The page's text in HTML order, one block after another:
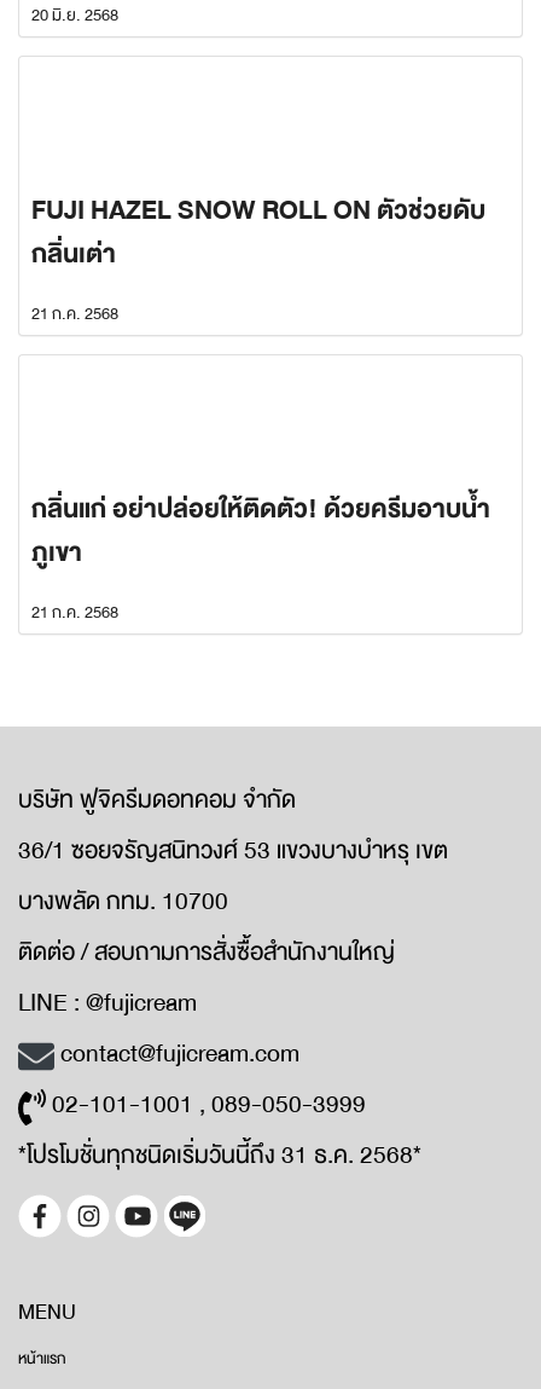
20 มิ.ย. 2568
FUJI HAZEL SNOW ROLL ON ตัวช่วยดับ
กลิ่นเต่า
21 ก.ค. 2568
กลิ่นแก่ อย่าปล่อยให้ติดตัว! ด้วยครีมอาบน้ำ
ภูเขา
21 ก.ค. 2568
บริษัท ฟูจิครีมดอทคอม จำกัด
36/1 ซอยจรัญสนิทวงศ์ 53 แขวงบางบำหรุ เขต
บางพลัด กทม. 10700
ติดต่อ / สอบถามการสั่งซื้อสำนักงานใหญ่
LINE : @fujicream
contact@fujicream.com
02-101-1001 , 089-050-3999
*โปรโมชั่นทุกชนิดเริ่มวันนี้ถึง 31 ธ.ค. 2568*
MENU
หน้าแรก